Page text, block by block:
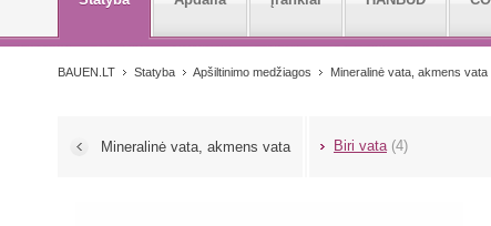
BAUEN.LT Statyba Apšiltinimo medžiagos Mineralinė vata, akmens vata
Mineralinė vata, akmens vata Biri vata (4)